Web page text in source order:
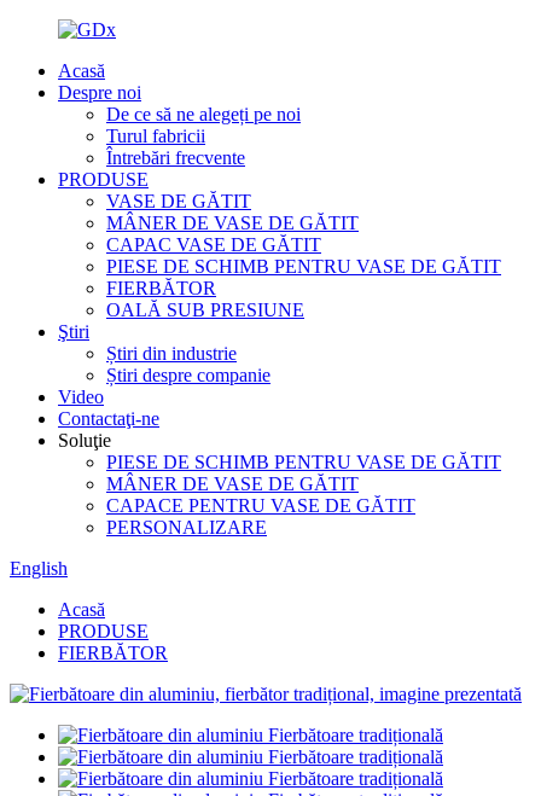
Acasă
Despre noi
De ce să ne alegeți pe noi
Turul fabricii
Întrebări frecvente
PRODUSE
VASE DE GĂTIT
MÂNER DE VASE DE GĂTIT
CAPAC VASE DE GĂTIT
PIESE DE SCHIMB PENTRU VASE DE GĂTIT
FIERBĂTOR
OALĂ SUB PRESIUNE
Ştiri
Știri din industrie
Știri despre companie
Video
Contactaţi-ne
Soluţie
PIESE DE SCHIMB PENTRU VASE DE GĂTIT
MÂNER DE VASE DE GĂTIT
CAPACE PENTRU VASE DE GĂTIT
PERSONALIZARE
English
Acasă
PRODUSE
FIERBĂTOR